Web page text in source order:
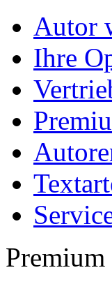
Autor
Ihre
Premium